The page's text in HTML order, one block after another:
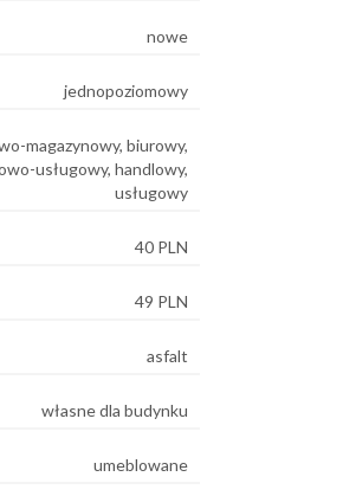
nowe
jednopoziomowy
magazynowy, biurowy,
usługowy, handlowy,
usługowy
40 PLN
49 PLN
asfalt
własne dla budynku
umeblowane